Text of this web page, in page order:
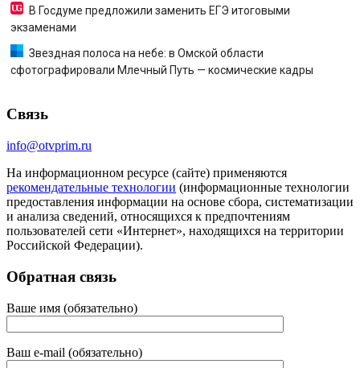
В Госдуме предложили заменить ЕГЭ итоговыми
экзаменами
Звездная полоса на небе: в Омской области
сфотографировали Млечный Путь — космические кадры
Связь
info@otvprim.ru
На информационном ресурсе (сайте) применяются
рекомендательные технологии (информационные технологии
предоставления информации на основе сбора, систематизации
и анализа сведений, относящихся к предпочтениям
пользователей сети «Интернет», находящихся на территории
Российской Федерации).
Обратная связь
Ваше имя (обязательно)
Ваш e-mail (обязательно)